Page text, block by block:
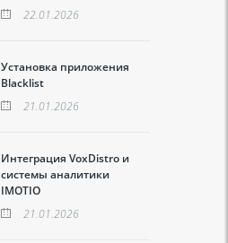
22.01.2026
Установка приложения
Blacklist
21.01.2026
Интеграция VoxDistro и
системы аналитики
IMOTIO
21.01.2026